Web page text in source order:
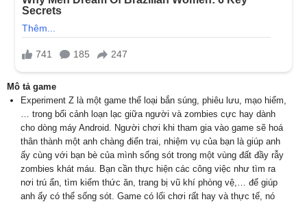
Mô tả game
Experiment Z là một game thể loại bắn súng, phiêu lưu, mạo hiểm,
… trong bối cảnh loạn lạc giữa người và zombies cực hay dành
cho dòng máy Android. Người chơi khi tham gia vào game sẽ hoá
thân thành một anh chàng điển trai, nhiệm vụ của bạn là giúp anh
ấy cùng với bạn bè của mình sống sót trong một vùng đất đầy rẫy
zombies khát máu. Bạn cần thực hiện các công việc như tìm ra
nơi trú ẩn, tìm kiếm thức ăn, trang bị vũ khí phòng vệ,… để giúp
anh ấy có thể sống sót. Game có lối chơi rất hay và thực tế, nó